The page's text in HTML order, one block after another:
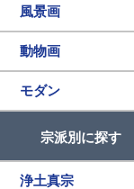
風景画
動物画
モダン
宗派別に探す
浄土真宗